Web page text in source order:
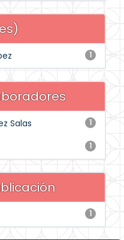
1
1
Salas
1
1